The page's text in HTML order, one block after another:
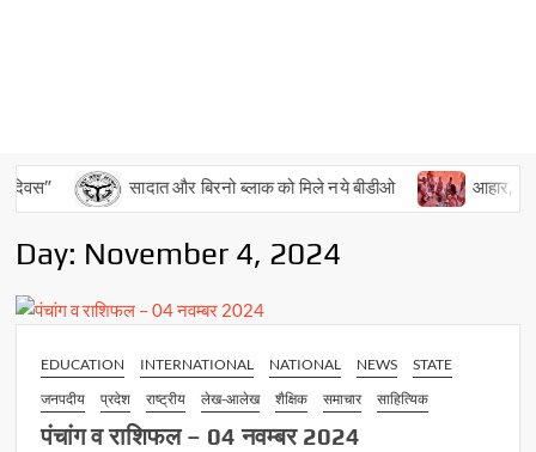
सादात और बिरनो ब्लाक को मिले नये बीडीओ आहार,
Day: November 4, 2024
EDUCATION INTERNATIONAL NATIONAL NEWS
STATE
जनपदीय
प्रदेश राष्ट्रीय लेख-आलेख शैक्षिक समाचार साहित्यिक
पंचांग व राशिफल – 04 नवम्बर 2024